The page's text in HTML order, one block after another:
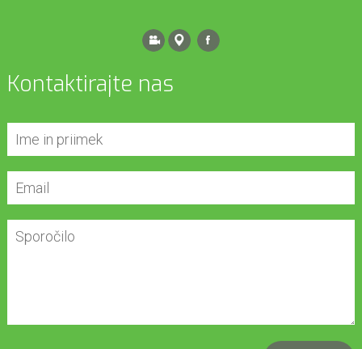
Kontaktirajte nas